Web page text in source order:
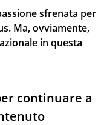
sfrenata per
Ma, ovviamente,
in questa
continuare a